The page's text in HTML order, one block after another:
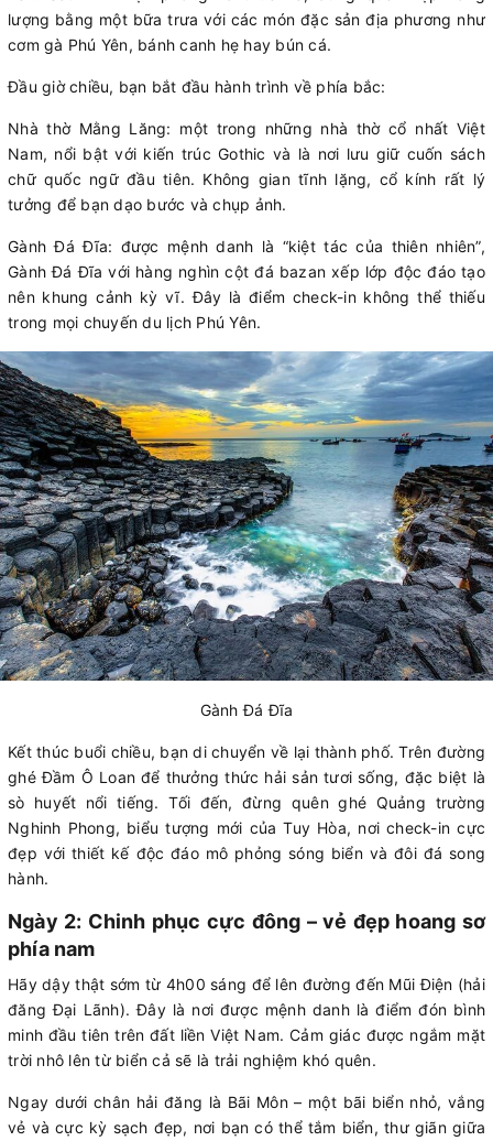
lượng bằng một bữa trưa với các món đặc sản địa phương như
cơm gà Phú Yên, bánh canh hẹ hay bún cá.
Đầu giờ chiều, bạn bắt đầu hành trình về phía bắc:
Nhà thờ Mằng Lăng: một trong những nhà thờ cổ nhất Việt
Nam, nổi bật với kiến trúc Gothic và là nơi lưu giữ cuốn sách
chữ quốc ngữ đầu tiên. Không gian tĩnh lặng, cổ kính rất lý
tưởng để bạn dạo bước và chụp ảnh.
Gành Đá Đĩa: được mệnh danh là “kiệt tác của thiên nhiên”,
Gành Đá Đĩa với hàng nghìn cột đá bazan xếp lớp độc đáo tạo
nên khung cảnh kỳ vĩ. Đây là điểm check-in không thể thiếu
trong mọi chuyến du lịch Phú Yên.
Gành Đá Đĩa
Kết thúc buổi chiều, bạn di chuyển về lại thành phố. Trên đường
ghé Đầm Ô Loan để thưởng thức hải sản tươi sống, đặc biệt là
sò huyết nổi tiếng. Tối đến, đừng quên ghé Quảng trường
Nghinh Phong, biểu tượng mới của Tuy Hòa, nơi check-in cực
đẹp với thiết kế độc đáo mô phỏng sóng biển và đôi đá song
hành.
Ngày 2: Chinh phục cực đông – vẻ đẹp hoang sơ
phía nam
Hãy dậy thật sớm từ 4h00 sáng để lên đường đến Mũi Điện (hải
đăng Đại Lãnh). Đây là nơi được mệnh danh là điểm đón bình
minh đầu tiên trên đất liền Việt Nam. Cảm giác được ngắm mặt
trời nhô lên từ biển cả sẽ là trải nghiệm khó quên.
Ngay dưới chân hải đăng là Bãi Môn – một bãi biển nhỏ, vắng
vẻ và cực kỳ sạch đẹp, nơi bạn có thể tắm biển, thư giãn giữa